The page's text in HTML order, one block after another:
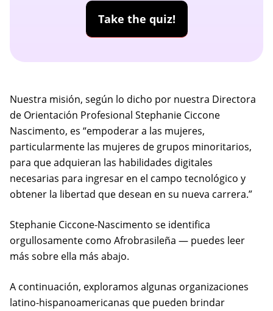
Take the quiz!
Nuestra misión, según lo dicho por nuestra Directora
de Orientación Profesional Stephanie Ciccone
Nascimento, es “empoderar a las mujeres,
particularmente las mujeres de grupos minoritarios,
para que adquieran las habilidades digitales
necesarias para ingresar en el campo tecnológico y
obtener la libertad que desean en su nueva carrera.”
Stephanie Ciccone-Nascimento se identifica
orgullosamente como Afrobrasileña — puedes leer
más sobre ella más abajo.
A continuación, exploramos algunas organizaciones
latino-hispanoamericanas que pueden brindar